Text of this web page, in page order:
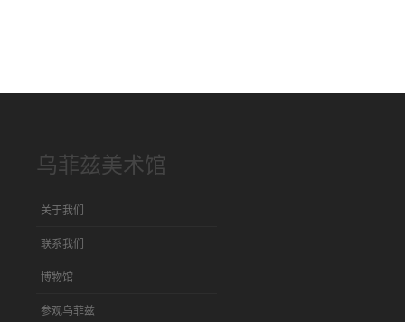
乌菲兹美术馆
关于我们
联系我们
博物馆
参观乌菲兹